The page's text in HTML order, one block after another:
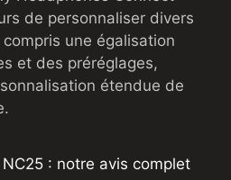
de personnaliser divers
une égalisation
et des préréglages,
étendue de
: notre avis complet